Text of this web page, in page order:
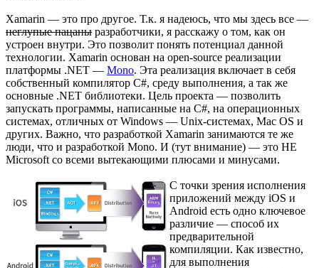
Xamarin — это про другое. Т.к. я надеюсь, что мы здесь все —
неглупые пацаны разработчики, я расскажу о том, как он
устроен внутри. Это позволит понять потенциал данной
технологии. Xamarin основан на open-source реализации
платформы .NET — Mono. Эта реализация включает в себя
собственный компилятор C#, среду выполнения, а так же
основные .NET библиотеки. Цель проекта — позволить
запускать программы, написанные на C#, на операционных
системах, отличных от Windows — Unix-системах, Mac OS и
других. Важно, что разработкой Xamarin занимаются те же
люди, что и разработкой Mono. И (тут внимание) — это НЕ
Microsoft со всеми вытекающими плюсами и минусами.
С точки зрения исполнения
приложений между iOS и
Android есть одно ключевое
различие — способ их
предварительной
компиляции. Как известно,
для выполнения